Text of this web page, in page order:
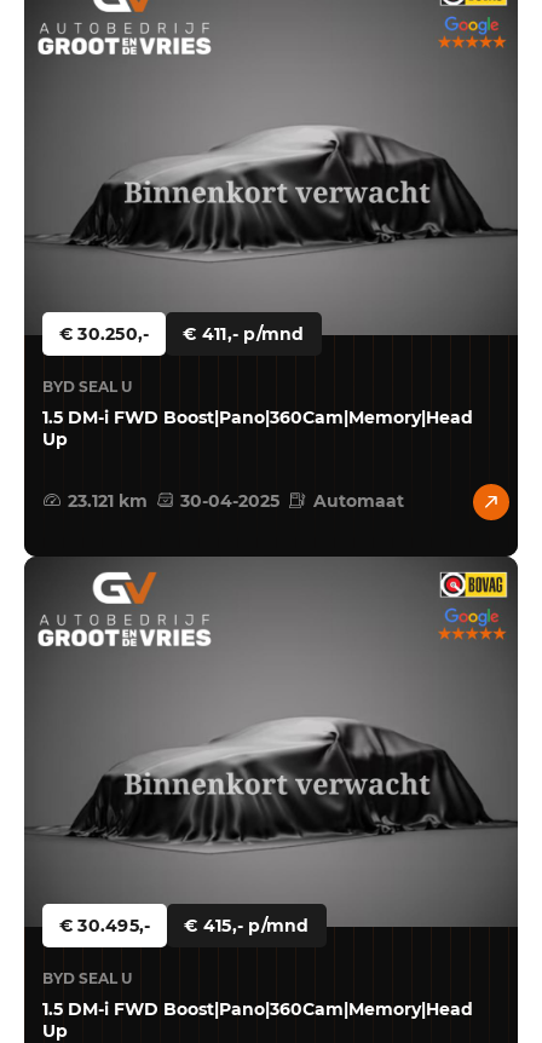
€ 30.250,- € 411,- p/mnd
BYD SEAL U
1.5 DM-i FWD Boost|Pano|360Cam|Memory|Head
Up
23.121 km 30-04-2025 Automaat
€ 30.495,- € 415,- p/mnd
BYD SEAL U
1.5 DM-i FWD Boost|Pano|360Cam|Memory|Head
Up